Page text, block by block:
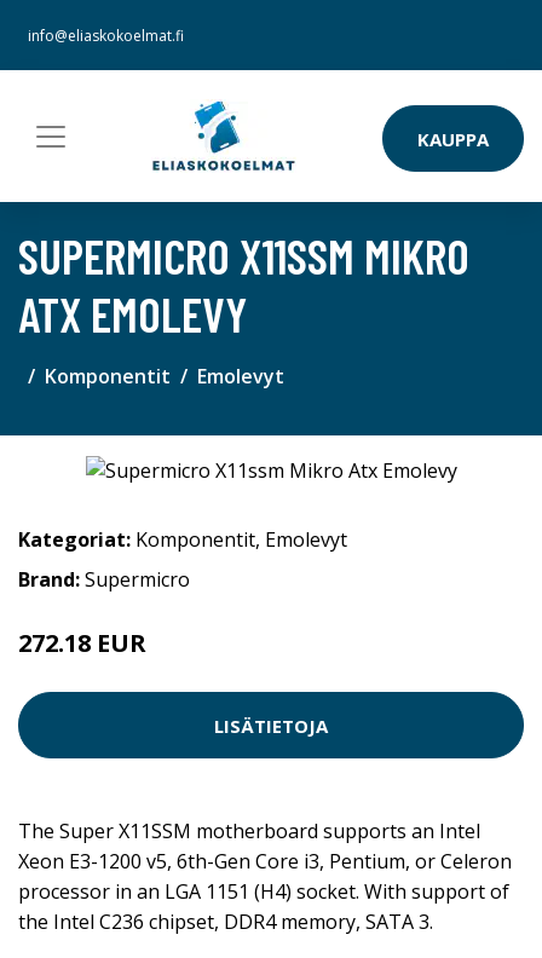
info@eliaskokoelmat.fi
KAUPPA
SUPERMICRO X11SSM MIKRO
ATX EMOLEVY
Komponentit Emolevyt
Kategoriat: Komponentit, Emolevyt
Brand:Supermicro
272.18 EUR
LISÄTIETOJA
The Super X11SSM motherboard supports an Intel
Xeon E3-1200 v5, 6th-Gen Core i3, Pentium, or Celeron
processor in an LGA 1151 (H4) socket. With support of
the Intel C236 chipset, DDR4 memory, SATA 3.